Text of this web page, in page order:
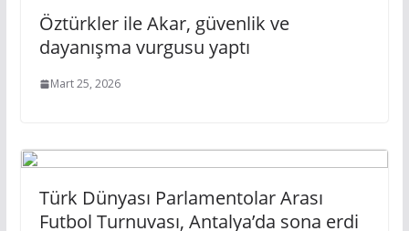
Öztürkler ile Akar, güvenlik ve
dayanışma vurgusu yaptı
Mart 25, 2026
Türk Dünyası Parlamentolar Arası
Futbol Turnuvası, Antalya’da sona erdi